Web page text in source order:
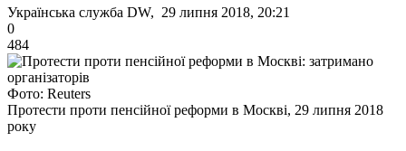
Українська служба DW, 29 липня 2018, 20:21
0
484
Фото: Reuters
Протести проти пенсійної реформи в Москві, 29 липня 2018
року